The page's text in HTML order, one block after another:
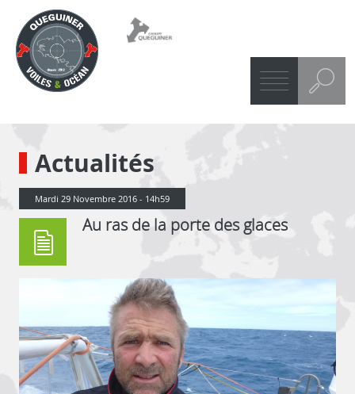
Recherche dans les articles
Actualités
Au ras de la porte des glaces
Mardi 29 Novembre 2016 - 14h59